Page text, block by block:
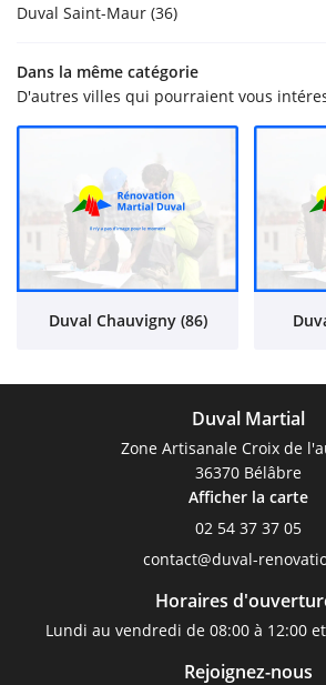
Duval Saint-Maur (36)
Dans la même catégorie
D'autres villes qui pourraient vous
Duval Chauvigny (86)
Duval Martial
Zone Artisanale Croix de
36370 Bélâbre
Afficher la carte
02 54 37 37 05
Horaires
Lundi au vendredi de 08:00 à 12:00
Rejoignez-nous